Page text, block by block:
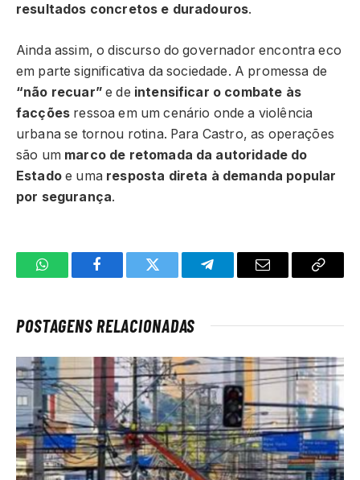
resultados concretos e duradouros.
Ainda assim, o discurso do governador encontra eco
em parte significativa da sociedade. A promessa de
“não recuar”e de intensificar o combate às
facções ressoa em um cenário onde a violência
urbana se tornou rotina. Para Castro, as operações
são um marco de retomada da autoridade do
Estadoe uma resposta direta à demanda popular
por segurança.
WhatsAppFacebookTwitter TelegramaE-
Copiar
POSTAGENS RELACIONADAS